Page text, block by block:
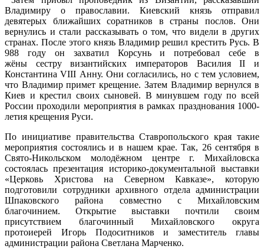
Владимиру о православии. Киевский князь отправил
девятерых ближайших соратников в страны послов. Они
вернулись и стали рассказывать о том, что видели в других
странах. После этого князь Владимир решил крестить Русь. В
988 году он захватил Корсунь и потребовал себе в
жёны сестру византийских императоров Василия II и
Константина VIII Анну. Они согласились, но с тем условием,
что Владимир примет крещение. Затем Владимир вернулся в
Киев и крестил своих сыновей. В минувшем году по всей
России проходили мероприятия в рамках празднования 1000-
летия крещения Руси.
По инициативе правительства Ставропольского края такие
мероприятия состоялись и в нашем крае. Так, 26 сентября в
Свято-Никольском молодёжном центре г. Михайловска
состоялась презентация историко-документальной выставки
«Церковь Христова на Северном Кавказе», которую
подготовили сотрудники архивного отдела администрации
Шпаковского района совместно с Михайловским
благочинием. Открытие выставки почтили своим
присутствием благочинный Михайловского округа
протоиерей Игорь Подоситников и заместитель главы
администрации района Светлана Марченко.